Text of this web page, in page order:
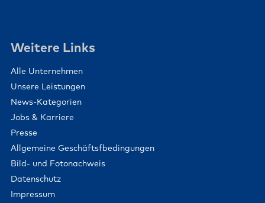
Weitere Links
Alle Unternehmen
Unsere Leistungen
News-Kategorien
Jobs & Karriere
Presse
Allgemeine Geschäftsfbedingungen
Bild- und Fotonachweis
Datenschutz
Impressum